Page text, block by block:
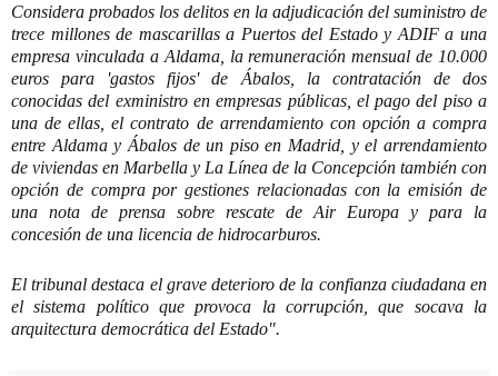
Considera probados los delitos en la adjudicación del suministro de
trece millones de mascarillas a Puertos del Estado y ADIF a una
empresa vinculada a Aldama, la remuneración mensual de 10.000
euros para 'gastos fijos' de Ábalos, la contratación de dos
conocidas del exministro en empresas públicas, el pago del piso a
una de ellas, el contrato de arrendamiento con opción a compra
entre Aldama y Ábalos de un piso en Madrid, y el arrendamiento
de viviendas en Marbella y La Línea de la Concepción también con
opción de compra por gestiones relacionadas con la emisión de
una nota de prensa sobre rescate de Air Europa y para la
concesión de una licencia de hidrocarburos.
El tribunal destaca el grave deterioro de la confianza ciudadana en
el sistema político que provoca la corrupción, que socava la
arquitectura democrática del Estado".